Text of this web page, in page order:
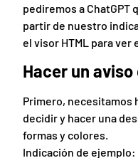
pediremos a ChatGPT
partir de nuestro
el visor HTML para ver
Hacer un
Primero, necesitamos
decidir y hacer una
formas y colores.
Indicación de